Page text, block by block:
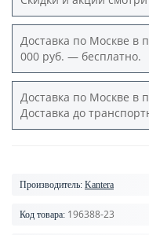
Доставка по Москве в
000 руб. — бесплатно.
Доставка по Москве в
Доставка до
Производитель: Kantera
Код товара: 196388-23